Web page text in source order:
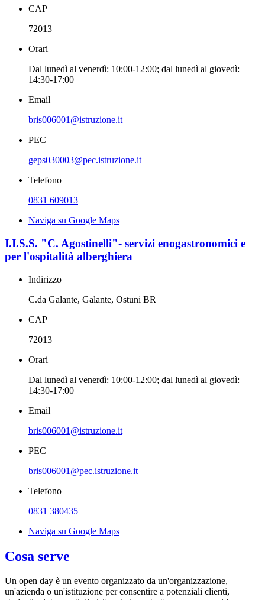
CAP
72013
Orari
Dal lunedì al venerdì: 10:00-12:00; dal lunedì al giovedì:
14:30-17:00
Email
bris006001@istruzione.it
PEC
geps030003@pec.istruzione.it
Telefono
0831 609013
Naviga su Google Maps
I.I.S.S. "C. Agostinelli"- servizi enogastronomici e
per l'ospitalità alberghiera
Indirizzo
C.da Galante, Galante, Ostuni BR
CAP
72013
Orari
Dal lunedì al venerdì: 10:00-12:00; dal lunedì al giovedì:
14:30-17:00
Email
bris006001@istruzione.it
PEC
bris006001@pec.istruzione.it
Telefono
0831 380435
Naviga su Google Maps
Cosa serve
Un open day è un evento organizzato da un'organizzazione,
un'azienda o un'istituzione per consentire a potenziali clienti,